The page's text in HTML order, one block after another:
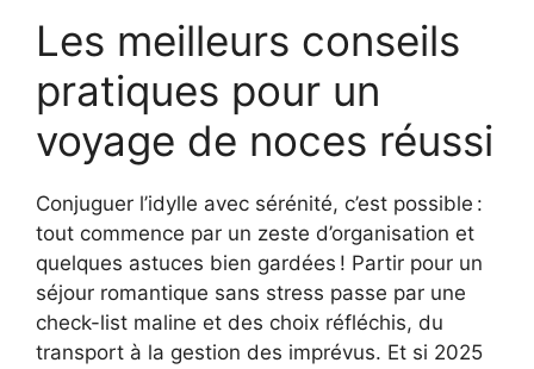
Les meilleurs conseils
pratiques pour un
voyage de noces réussi
Conjuguer l’idylle avec sérénité, c’est possible :
tout commence par un zeste d’organisation et
quelques astuces bien gardées ! Partir pour un
séjour romantique sans stress passe par une
check-list maline et des choix réfléchis, du
transport à la gestion des imprévus. Et si 2025